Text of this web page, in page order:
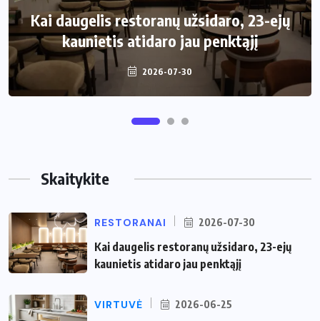
Kai daugelis restoranų užsidaro, 23-ejų
kaunietis atidaro jau penktąjį
2026-07-30
Kaip pasirinkti šiukšliadėžę mažai
virtuvei?
2026-06-25
Skaitykite
RESTORANAI 2026-07-30
Kai daugelis restoranų užsidaro, 23-ejų
kaunietis atidaro jau penktąjį
VIRTUVĖ 2026-06-25